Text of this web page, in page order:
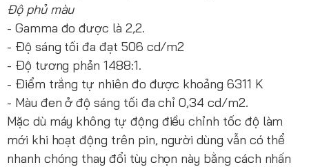
Độ phủ màu
- Gamma đo được là 2,2.
- Độ sáng tối đa đạt 506 cd/m2
- Độ tương phản 1488:1.
- Điểm trắng tự nhiên đo được khoảng 6311 K
- Màu đen ở độ sáng tối đa chỉ 0,34 cd/m2.
Mặc dù máy không tự động điều chỉnh tốc độ làm
mới khi hoạt động trên pin, người dùng vẫn có thể
nhanh chóng thay đổi tùy chọn này bằng cách nhấn